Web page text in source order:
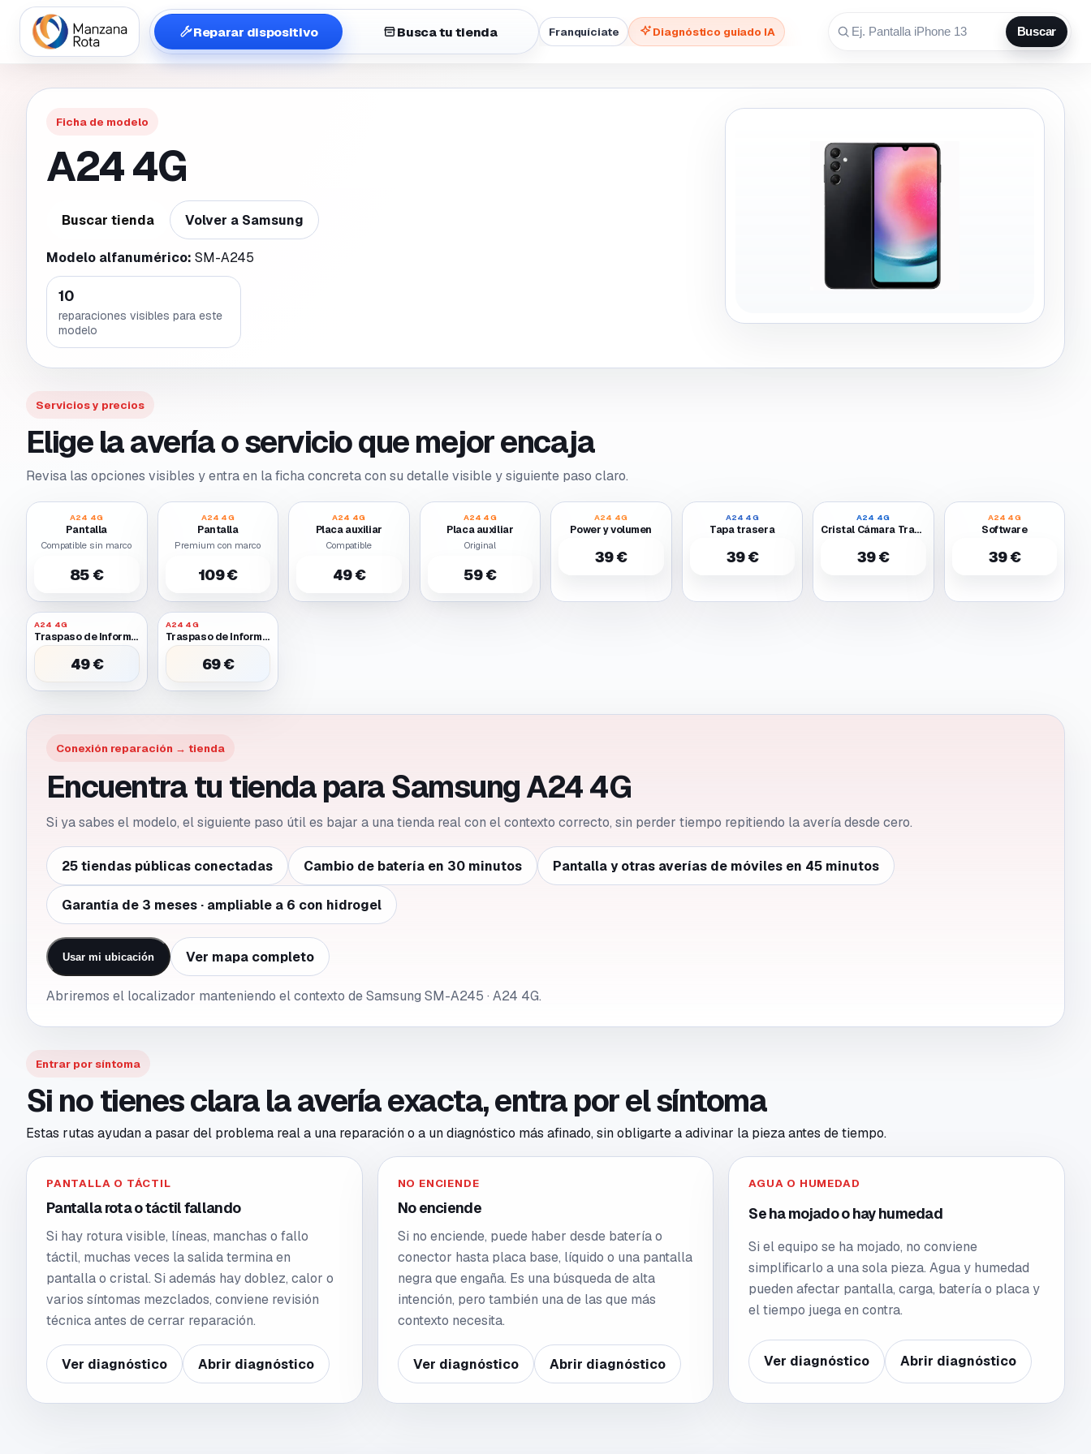
Reparar dispositivo Busca tu tienda Franquíciate Diagnóstico guiado IA Buscar
Ficha de modelo
A24 4G
Buscar tienda Volver a Samsung
Modelo alfanumérico: SM-A245
10
reparaciones visibles para este
modelo
Servicios y precios
Elige la avería o servicio que mejor encaja
Revisa las opciones visibles y entra en la ficha concreta con su detalle visible y siguiente paso claro.
A24 4G
Pantalla
Compatible sin marco
85 €
A24 4G
Pantalla
Premium con marco
109 €
A24 4G
Placa auxiliar
Compatible
49 €
A24 4G
Placa auxiliar
Original
59 €
A24 4G
Power y volumen
39 €
A24 4G
Tapa trasera
39 €
A24 4G
Cristal Cámara Trasera
39 €
A24 4G
Software
39 €
A24 4G
Traspaso de Informacion Entre Dos Moviles Funcionales
49 €
A24 4G
Traspaso de Informacion Entre Dos Moviles Uno Requiere Batería O Pantalla Provisional para Encender
69 €
Conexión reparación → tienda
Encuentra tu tienda para Samsung A24 4G
Si ya sabes el modelo, el siguiente paso útil es bajar a una tienda real con el contexto correcto, sin perder tiempo repitiendo la avería desde cero.
25 tiendas públicas conectadas Cambio de batería en 30 minutos Pantalla y otras averías de móviles en 45 minutos
Garantía de 3 meses · ampliable a 6 con hidrogel
Usar mi ubicación Ver mapa completo
Abriremos el localizador manteniendo el contexto de Samsung SM-A245 · A24 4G.
Entrar por síntoma
Si no tienes clara la avería exacta, entra por el síntoma
Estas rutas ayudan a pasar del problema real a una reparación o a un diagnóstico más afinado, sin obligarte a adivinar la pieza antes de tiempo.
PANTALLA O TÁCTIL
Pantalla rota o táctil fallando
Si hay rotura visible, líneas, manchas o fallo
táctil, muchas veces la salida termina en
pantalla o cristal. Si además hay doblez, calor o
varios síntomas mezclados, conviene revisión
técnica antes de cerrar reparación.
Ver diagnóstico Abrir diagnóstico
NO ENCIENDE
No enciende
Si no enciende, puede haber desde batería o
conector hasta placa base, líquido o una pantalla
negra que engaña. Es una búsqueda de alta
intención, pero también una de las que más
contexto necesita.
Ver diagnóstico Abrir diagnóstico
AGUA O HUMEDAD
Se ha mojado o hay humedad
Si el equipo se ha mojado, no conviene
simplificarlo a una sola pieza. Agua y humedad
pueden afectar pantalla, carga, batería o placa y
el tiempo juega en contra.
Ver diagnóstico Abrir diagnóstico